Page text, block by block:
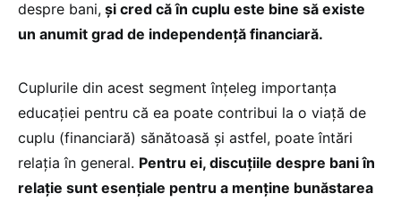
despre bani, și cred că în cuplu este bine să existe
un anumit grad de independență financiară.
Cuplurile din acest segment înțeleg importanța
educației pentru că ea poate contribui la o viață de
cuplu (financiară) sănătoasă și astfel, poate întări
relația în general. Pentru ei, discuțiile despre bani în
relație sunt esențiale pentru a menține bunăstarea